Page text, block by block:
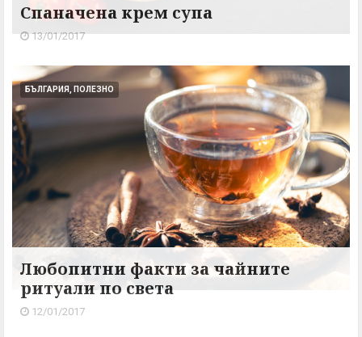
Спаначена крем супа
13/01/2017
БЪЛГАРИЯ, ПОЛЕЗНО
Любопитни факти за чайните
ритуали по света
12/01/2017